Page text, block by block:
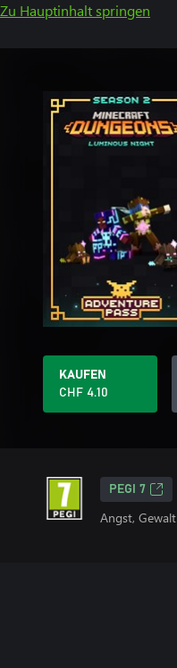
Zu Hauptinhalt springen
KAUFEN
CHF 4.10
PEGI 7
Angst, Gewalt